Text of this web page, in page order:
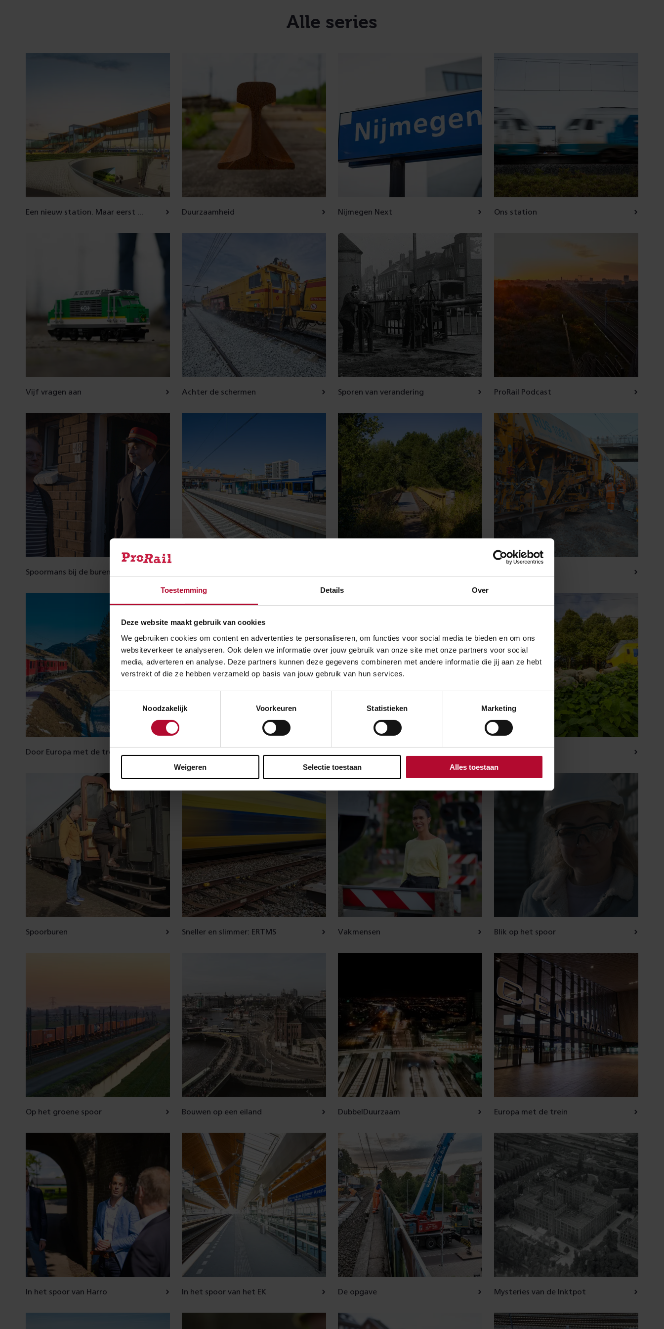
Toestemming Details Over
Deze website maakt gebruik van cookies
We gebruiken cookies om content en advertenties te personaliseren, om functies voor social media te bieden en om ons
websiteverkeer te analyseren. Ook delen we informatie over jouw gebruik van onze site met onze partners voor social
media, adverteren en analyse. Deze partners kunnen deze gegevens combineren met andere informatie die jij aan ze hebt
verstrekt of die ze hebben verzameld op basis van jouw gebruik van hun services.
Toestemmingsselectie
Noodzakelijk
Voorkeuren Statistieken Marketing
Weigeren Selectie toestaan Alles toestaan
Alle series
Een nieuw station. Maar eerst ... Duurzaamheid Nijmegen Next Ons station
Vijf vragen aan Achter de schermen Sporen van verandering ProRail Podcast
Spoormans bij de buren
Door Europa met de trein
Spoorburen Sneller en slimmer: ERTMS Vakmensen Blik op het spoor
Op het groene spoor Bouwen op een eiland DubbelDuurzaam Europa met de trein
In het spoor van Harro In het spoor van het EK De opgave Mysteries van de Inktpot